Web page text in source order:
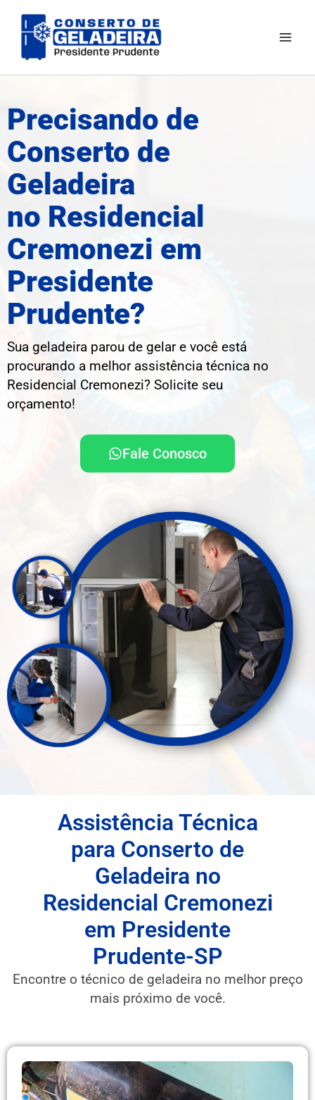
para
Precisando de
Conserto de
Geladeira
no Residencial
Cremonezi em
Presidente
Prudente?
Sua geladeira parou de gelar e você está
procurando a melhor assistência técnica no
Residencial Cremonezi? Solicite seu
orçamento!
Fale Conosco
Assistência Técnica
para Conserto de
Geladeira no
Residencial Cremonezi
em Presidente
Prudente-SP
Encontre o técnico de geladeira no melhor preço
mais próximo de você.